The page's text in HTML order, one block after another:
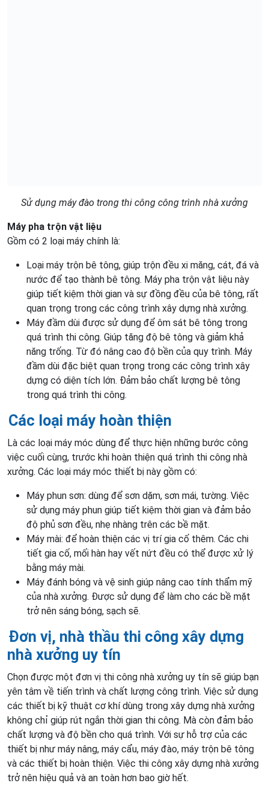
Sử dụng máy đào trong thi công công trình nhà xưởng
Máy pha trộn vật liệu
Gồm có 2 loại máy chính là:
Loại máy trộn bê tông, giúp trộn đều xi măng, cát, đá và
nước để tạo thành bê tông. Máy pha trộn vật liệu này
giúp tiết kiệm thời gian và sự đồng đều của bê tông, rất
quan trọng trong các công trình xây dựng nhà xưởng.
Máy đầm dùi được sử dụng để ôm sát bê tông trong
quá trình thi công. Giúp tăng độ bê tông và giảm khả
năng trống. Từ đó nâng cao độ bền của quy trình. Máy
đầm dùi đặc biệt quan trọng trong các công trình xây
dựng có diện tích lớn. Đảm bảo chất lượng bê tông
trong quá trình thi công.
Các loại máy hoàn thiện
Là các loại máy móc dùng để thực hiện những bước công
việc cuối cùng, trước khi hoàn thiện quá trình thi công nhà
xưởng. Các loại máy móc thiết bị này gồm có:
Máy phun sơn: dùng để sơn dặm, sơn mái, tường. Việc
sử dụng máy phun giúp tiết kiệm thời gian và đảm bảo
độ phủ sơn đều, nhẹ nhàng trên các bề mặt.
Máy mài: để hoàn thiện các vị trí gia cố thêm. Các chi
tiết gia cố, mối hàn hay vết nứt đều có thể được xử lý
bằng máy mài.
Máy đánh bóng và vệ sinh giúp nâng cao tính thẩm mỹ
của nhà xưởng. Được sử dụng để làm cho các bề mặt
trở nên sáng bóng, sạch sẽ.
Đơn vị, nhà thầu thi công xây dựng
nhà xưởng uy tín
Chọn được một đơn vị thi công nhà xưởng uy tín sẽ giúp bạn
yên tâm về tiến trình và chất lượng công trình. Việc sử dụng
các thiết bị kỹ thuật cơ khí dùng trong xây dựng nhà xưởng
không chỉ giúp rút ngắn thời gian thi công. Mà còn đảm bảo
chất lượng và độ bền cho quá trình. Với sự hỗ trợ của các
thiết bị như máy nâng, máy cẩu, máy đào, máy trộn bê tông
và các thiết bị hoàn thiện. Việc thi công xây dựng nhà xưởng
trở nên hiệu quả và an toàn hơn bao giờ hết.